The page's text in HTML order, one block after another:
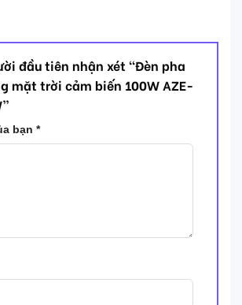
đầu tiên nhận xét “Đèn pha
mặt trời cảm biến 100W AZE-
bạn *